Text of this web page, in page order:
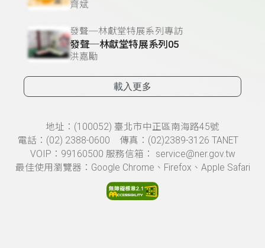
齊斌
發聲─林獻堂特展系列專訪
發聲─林獻堂特展系列05
洪嘉勵
載入更多
頁尾資訊地址：(100052) 臺北市中正區南海路45號
電話：(02) 2388-0600 傳真：(02)2389-3126 TANET
VOIP：99160500 服務信箱： service@ner.gov.tw
最佳使用瀏覽器：Google Chrome、Firefox、Apple Safari